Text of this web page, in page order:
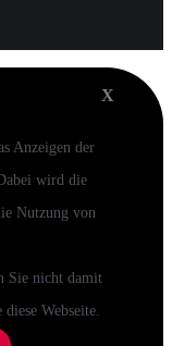
X
Anzeigen der
wird die
Nutzung von
Sie nicht damit
Webseite.